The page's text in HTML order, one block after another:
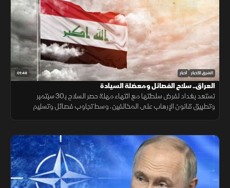
01:48 الشرق للأخبار أخبار
العراق.. سلاح الفصائل ومعضلة السيادة
تستعد بغداد لفرض سلطتها مع انتهاء مهلة حصر السلاح بـ30 سبتمبر
وتطبيق قانون الإرهاب على المخالفين، وسط تجاوب فصائل وتسليم